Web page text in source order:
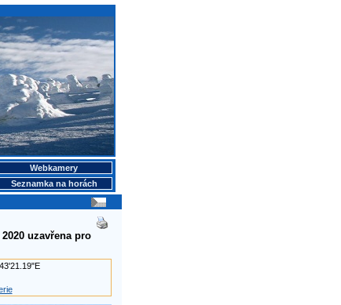
Webkamery
Seznamka na horách
uzavřena pro